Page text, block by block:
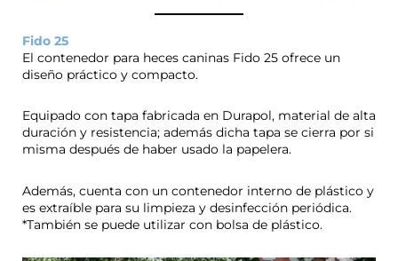
Fido 25
El contenedor para heces caninas Fido 25 ofrece un
diseño práctico y compacto.
Equipado con tapa fabricada en Durapol, material de alta
duración y resistencia; además dicha tapa se cierra por si
misma después de haber usado la papelera.
Además, cuenta con un contenedor interno de plástico y
es extraíble para su limpieza y desinfección periódica.
*También se puede utilizar con bolsa de plástico.